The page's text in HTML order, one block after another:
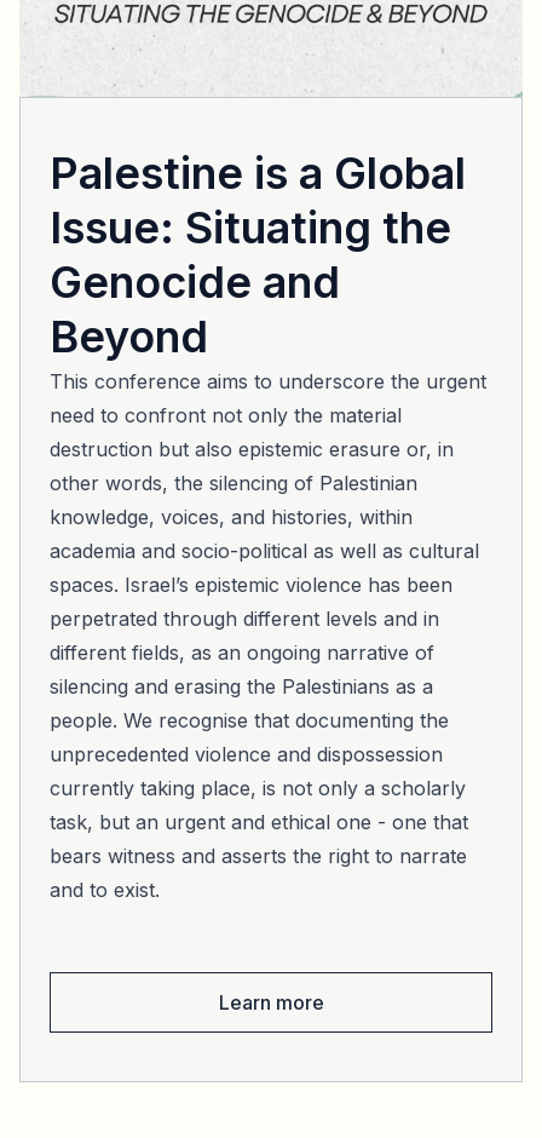
Palestine is a Global
Issue: Situating the
Genocide and
Beyond
This conference aims to underscore the urgent
need to confront not only the material
destruction but also epistemic erasure or, in
other words, the silencing of Palestinian
knowledge, voices, and histories, within
academia and socio-political as well as cultural
spaces. Israel’s epistemic violence has been
perpetrated through different levels and in
different fields, as an ongoing narrative of
silencing and erasing the Palestinians as a
people. We recognise that documenting the
unprecedented violence and dispossession
currently taking place, is not only a scholarly
task, but an urgent and ethical one - one that
bears witness and asserts the right to narrate
and to exist.
Learn more